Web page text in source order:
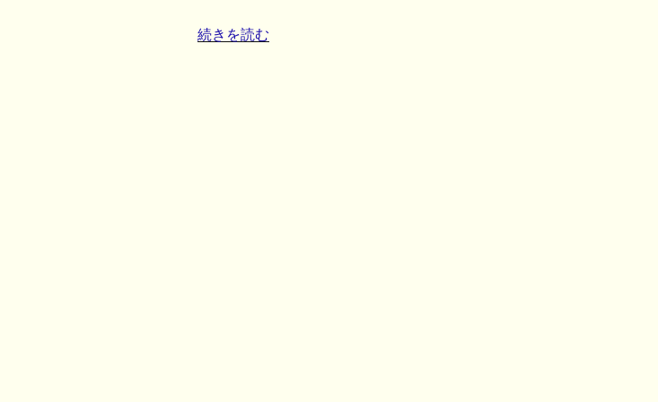
“電
続きを読む